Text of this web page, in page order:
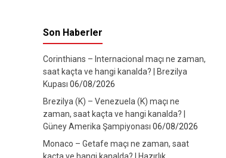
Son Haberler
Corinthians – Internacional maçı ne zaman,
saat kaçta ve hangi kanalda? | Brezilya
Kupası 06/08/2026
Brezilya (K) – Venezuela (K) maçı ne
zaman, saat kaçta ve hangi kanalda? |
Güney Amerika Şampiyonası 06/08/2026
Monaco – Getafe maçı ne zaman, saat